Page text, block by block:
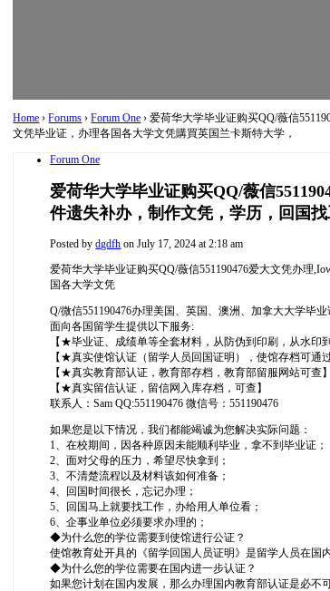
Home › Forums › Forum One › 爱荷华大学毕业证购买QQ/薇信
文凭毕业证，办理各国各大学文凭購買英国兰卡斯特大学，
Forum One
爱荷华大学毕业证购买QQ/薇信
件遗失补办，制作文凭，学历，回国
Posted bydgdfh on July 17, 2024 at 2:18 am
爱荷华大学毕业证购买QQ/薇信551190476爱大文凭办理
国各大学文凭
Q/微信551190476办理美国、英国、澳洲、加拿大大学毕
面向各国留学生提供以下服务:
【★毕业证、成绩单等全套材料，从防伪到印刷，从水印
【★真实使馆认证（留学人员回国证明），使馆存档可通
【★真实教育部认证，教育部存档，教育部留服网站可查】
【★真实留信认证，留信网入库存档，可查】
联系人：Sam QQ:551190476 微信号：551190476
如果您是以下情况，我们都能竭诚为您解决实际问题：
1、在校期间，因各种原因未能顺利毕业，拿不到毕业证；
2、面对父母的压力，希望尽快拿到；
3、不清楚流程以及材料该如何准备；
4、回国时间很长，忘记办理；
5、回国马上就要找工作，办给用人单位看；
6、企事业单位必须要求办理的；
◆为什么您的学位需要到使馆进行公证？
使馆教育处开具的《留学回国人员证明》是留学人员在国
◆为什么您的学位需要在国内进一步认证？
如果您计划在国内发展，那么办理国内教育部认证是必